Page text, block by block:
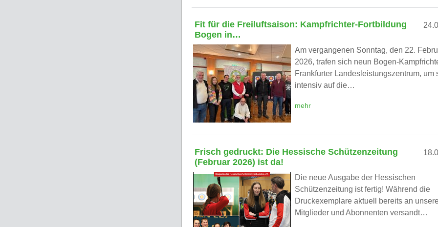
Fit für die Freiluftsaison: Kampfrichter-Fortbildung
Bogen in…
Am vergangenen Sonntag, den 22.
2026, trafen sich neun Bogen-
Frankfurter Landesleistungszentrum, um
intensiv auf die…
mehr
Frisch gedruckt: Die Hessische Schützenzeitung
(Februar 2026) ist da!
Die neue Ausgabe der Hessischen
Schützenzeitung ist fertig! Während die
Druckexemplare aktuell bereits an
Mitglieder und Abonnenten versandt…